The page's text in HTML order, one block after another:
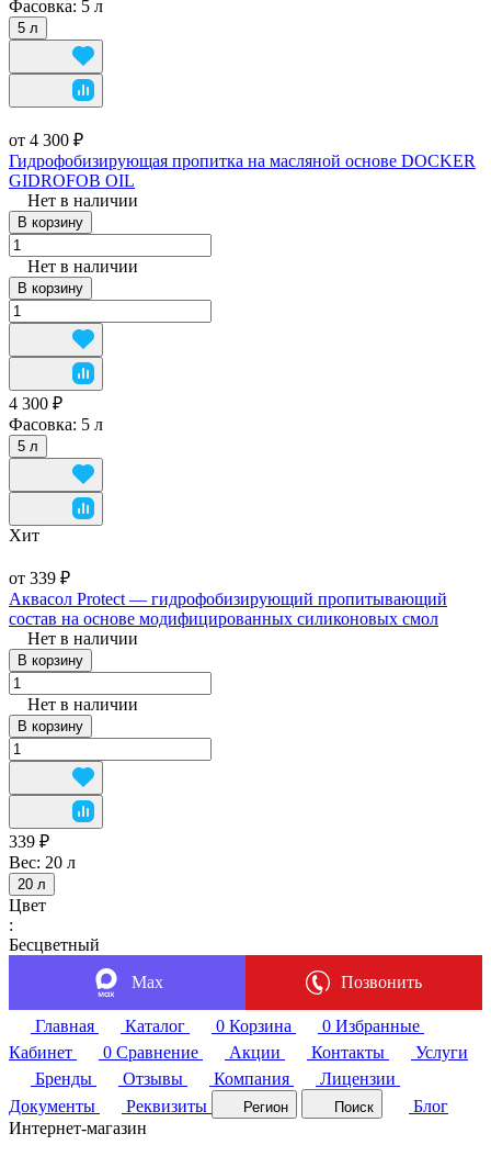
Фасовка: 5 л
5 л
от 4 300 ₽
Гидрофобизирующая пропитка на масляной основе DOCKER
GIDROFOB OIL
Нет в наличии
В корзину
Нет в наличии
В корзину
4 300 ₽
Фасовка: 5 л
5 л
Хит
от 339 ₽
Аквасол Protect — гидрофобизирующий пропитывающий
состав на основе модифицированных силиконовых смол
Нет в наличии
В корзину
Нет в наличии
В корзину
339 ₽
Вес: 20 л
20 л
Цвет
:
Бесцветный
Max
Позвонить
Главная Каталог 0 Корзина 0 Избранные
Кабинет
0 Сравнение Акции Контакты
Услуги
Бренды
Отзывы Компания
Лицензии
Документы
Реквизиты Регион Поиск
Блог
Интернет-магазин